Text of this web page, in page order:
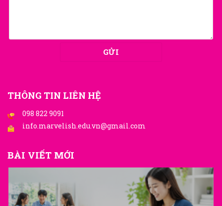
THÔNG TIN LIÊN HỆ
098 822 9091
info.marvelish.edu.vn@gmail.com
BÀI VIẾT MỚI